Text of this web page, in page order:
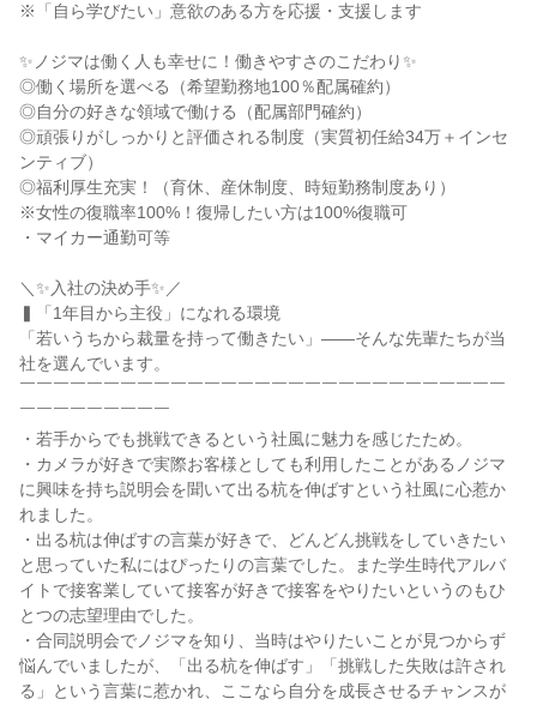
※「自ら学びたい」意欲のある方を応援・支援します
✨ノジマは働く人も幸せに！働きやすさのこだわり✨
◎働く場所を選べる（希望勤務地100％配属確約）
◎自分の好きな領域で働ける（配属部門確約）
◎頑張りがしっかりと評価される制度（実質初任給34万＋インセ
ンティブ）
◎福利厚生充実！（育休、産休制度、時短勤務制度あり）
※女性の復職率100%！復帰したい方は100%復職可
・マイカー通勤可等
＼✨入社の決め手✨／
▍「1年目から主役」になれる環境
「若いうちから裁量を持って働きたい」——そんな先輩たちが当
社を選んでいます。
￣￣￣￣￣￣￣￣￣￣￣￣￣￣￣￣￣￣￣￣￣￣￣￣￣￣￣￣￣
￣￣￣￣￣￣￣￣￣
・若手からでも挑戦できるという社風に魅力を感じたため。
・カメラが好きで実際お客様としても利用したことがあるノジマ
に興味を持ち説明会を聞いて出る杭を伸ばすという社風に心惹か
れました。
・出る杭は伸ばすの言葉が好きで、どんどん挑戦をしていきたい
と思っていた私にはぴったりの言葉でした。また学生時代アルバ
イトで接客業していて接客が好きで接客をやりたいというのもひ
とつの志望理由でした。
・合同説明会でノジマを知り、当時はやりたいことが見つからず
悩んでいましたが、「出る杭を伸ばす」「挑戦した失敗は許され
る」という言葉に惹かれ、ここなら自分を成長させるチャンスが